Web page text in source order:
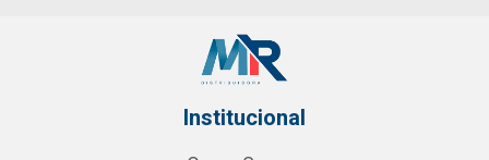
Institucional